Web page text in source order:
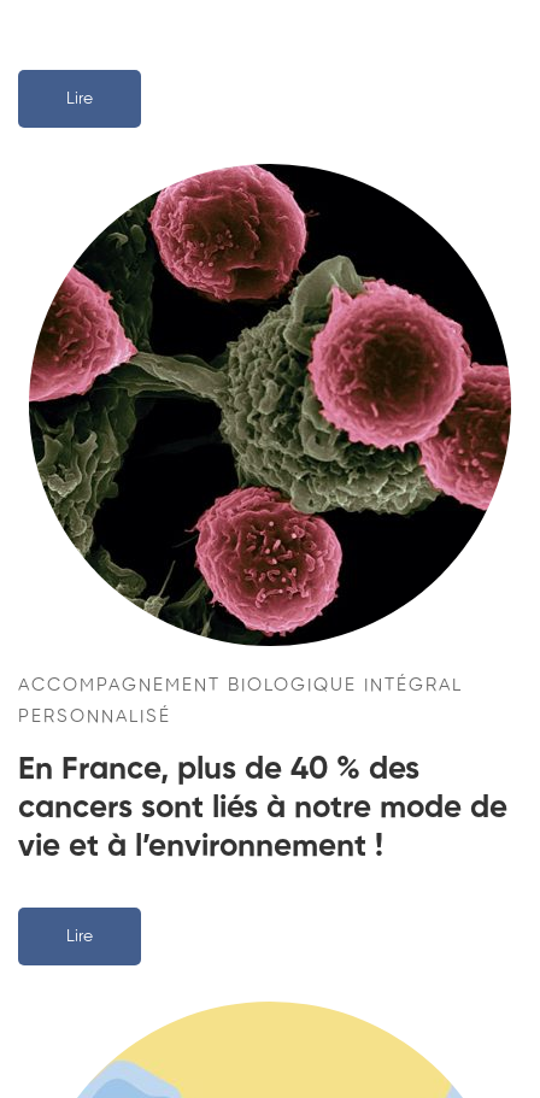
Lire
ACCOMPAGNEMENT BIOLOGIQUE INTÉGRAL
PERSONNALISÉ​
En France, plus de 40 % des
cancers sont liés à notre mode de
vie et à l’environnement !
Lire